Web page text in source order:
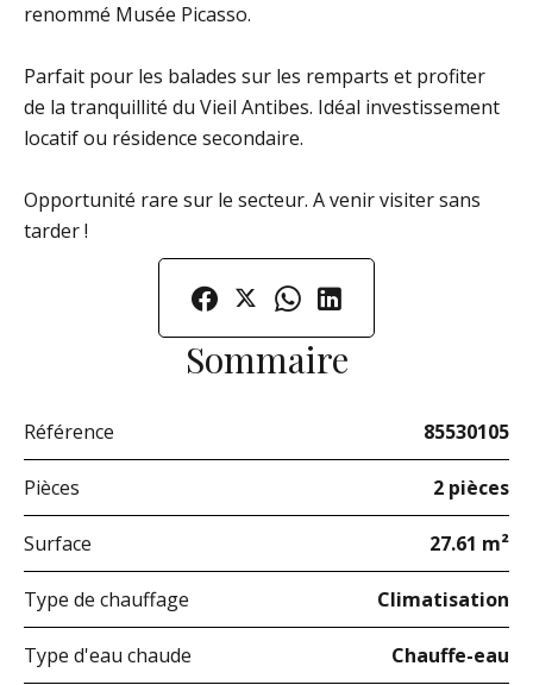
renommé Musée Picasso.
Parfait pour les balades sur les remparts et profiter
de la tranquillité du Vieil Antibes. Idéal investissement
locatif ou résidence secondaire.
Opportunité rare sur le secteur. A venir visiter sans
tarder !
Sommaire
Référence 85530105
Pièces 2 pièces
Surface 27.61 m²
Type de chauffage Climatisation
Type d'eau chaude Chauffe-eau